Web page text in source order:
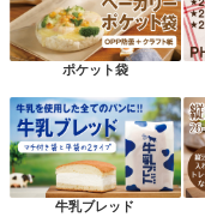
ポケット袋
牛乳ブレッド